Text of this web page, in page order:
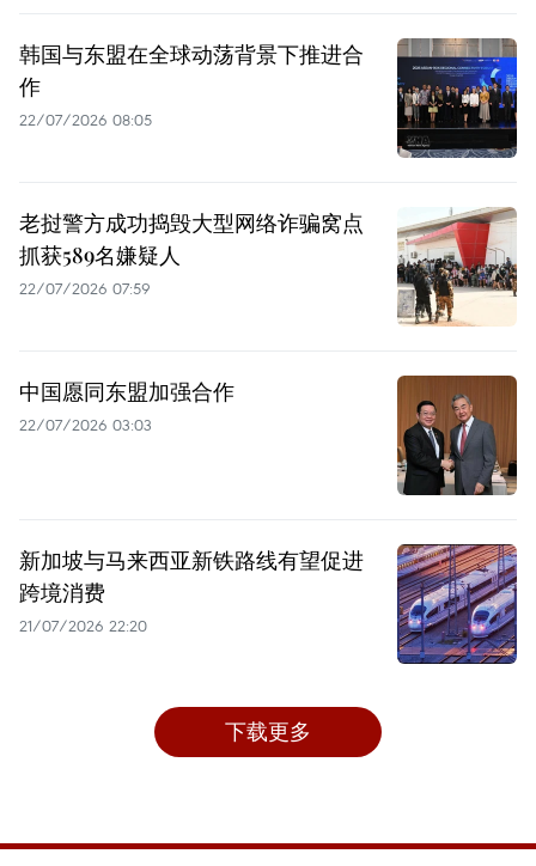
韩国与东盟在全球动荡背景下推进合
作
22/07/2026 08:05
老挝警方成功捣毁大型网络诈骗窝点
抓获589名嫌疑人
22/07/2026 07:59
中国愿同东盟加强合作
22/07/2026 03:03
新加坡与马来西亚新铁路线有望促进
跨境消费
21/07/2026 22:20
下载更多